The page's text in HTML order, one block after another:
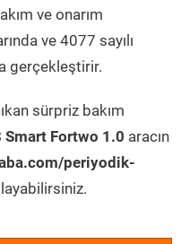
ve onarım
ve 4077 sayılı
gerçekleştirir.
sürpriz bakım
Smart Fortwo 1.0 aracın
periyodik-